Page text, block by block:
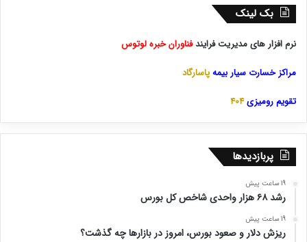
بک لینک
نرم افزار های مدیریت فرایندفناوران خبره لوتوس
مراکز خسارت سیار بیمهپاسارگاد
تقویم رومیزی404
پربازدیدها
19 ساعت پیش
رشد ۶۸ هزار واحدی شاخص کل بورس
19 ساعت پیش
ریزش دلار و صعود بورس، امروز در بازارها چه گذشت؟